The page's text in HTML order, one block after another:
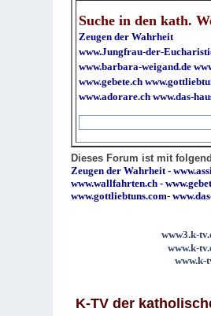
Suche in den kath.
Zeugen der Wahrheit
www.Jungfrau-der-
www.barbara-weigand.de
www.gebete.ch
www.adorare.ch www.das-
Dieses Forum ist mit
Zeugen der Wahrheit-
www.wallfahrten.ch -
www.gottliebtuns.com-
www3.k-
www.k-
www.k-
K-TV der